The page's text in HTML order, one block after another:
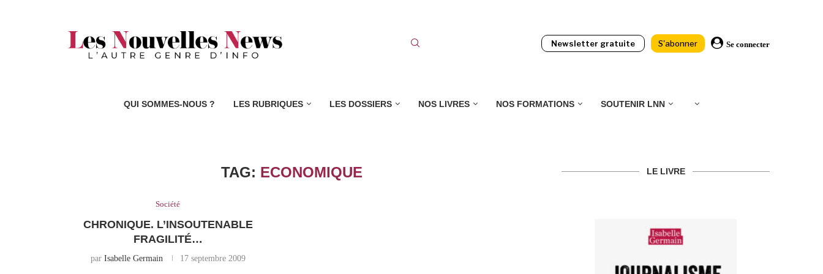
Newsletter gratuite S'abonner Se connecter
QUI SOMMES-NOUS ? LES RUBRIQUES LES DOSSIERS NOS LIVRES NOS FORMATIONS SOUTENIR LNN
TAG: ECONOMIQUE
Société
CHRONIQUE. L’INSOUTENABLE
FRAGILITÉ…
par Isabelle Germain 17 septembre 2009
LE LIVRE